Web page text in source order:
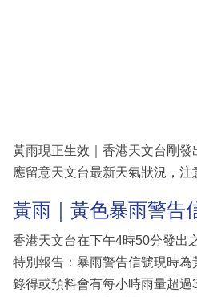
區
黃雨現正生效｜香港天文台剛
應留意天文台最新天氣狀況，注
黃雨｜黃色暴雨警告
香港天文台在下午4時50分發出
特別報告：暴雨警告信號現時
錄得或預料會有每小時雨量超